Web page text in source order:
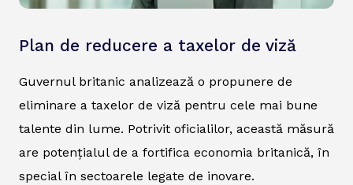
Plan de reducere a taxelor de viză
Guvernul britanic analizează o propunere de
eliminare a taxelor de viză pentru cele mai bune
talente din lume. Potrivit oficialilor, această măsură
are potențialul de a fortifica economia britanică, în
special în sectoarele legate de inovare.